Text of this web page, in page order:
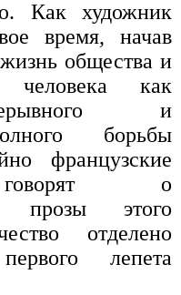
Как художник
время, начав
общества и
человека как
и
борьбы
французские
говорят о
прозы этого
отделено
лепета